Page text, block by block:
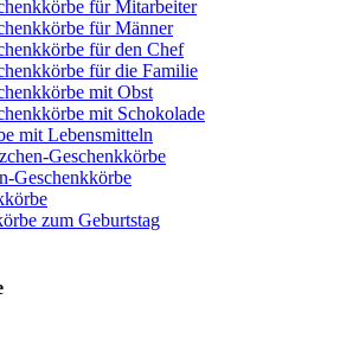
für Mitarbeiter
für Männer
für den Chef
für die Familie
mit Obst
mit Schokolade
mit Lebensmitteln
Geschenkkörbe
Geschenkkörbe
zum Geburtstag